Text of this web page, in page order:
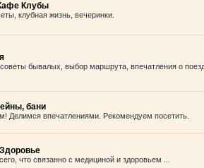
Клубы
клубная жизнь, вечеринки.
бывалых, выбор маршрута, впечатления о
бани
Делимся впечатлениями. Рекомендуем посетить.
что связанно с медициной и здоровьем ...